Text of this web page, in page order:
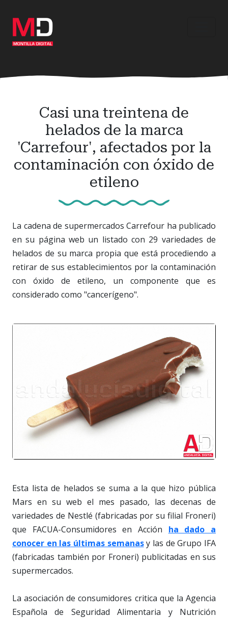
contenido
principal
Casi una treintena de
helados de la marca
'Carrefour', afectados por la
contaminación con óxido de
etileno
La cadena de supermercados Carrefour ha publicado
en su página web un listado con 29 variedades de
helados de su marca propia que está procediendo a
retirar de sus establecimientos por la contaminación
con óxido de etileno, un componente que es
considerado como "cancerígeno".
Esta lista de helados se suma a la que hizo pública
Mars en su web el mes pasado, las decenas de
variedades de Nestlé (fabricadas por su filial Froneri)
que FACUA-Consumidores en Acción ha dado a
conocer en las últimas semanasy las de Grupo IFA
(fabricadas también por Froneri) publicitadas en sus
supermercados.
La asociación de consumidores critica que la Agencia
Española de Seguridad Alimentaria y Nutrición